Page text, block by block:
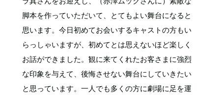
脚本を作っていただいて、とてもよい舞台になると
思います。今日初めてお会いするキャストの方もい
らっしゃいますが、初めてとは思えないほど楽しく
お話ができました。観に来てくれたお客さまに強烈
な印象を与えて、後悔させない舞台にしていきたい
と思っています。一人でも多くの方に劇場に足を運